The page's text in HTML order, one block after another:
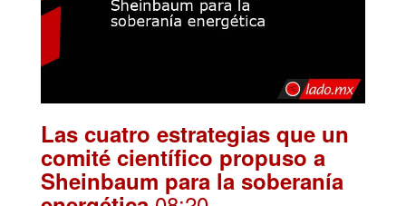
Las cuatro estrategias que un
comité científico propuso a
Sheinbaum para la soberanía